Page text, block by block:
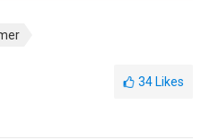
34 Likes